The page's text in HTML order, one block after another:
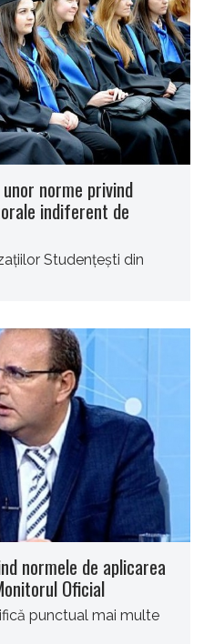
norme privind
indiferent de
Studenţeşti din
normele de aplicarea
Oficial
punctual mai multe